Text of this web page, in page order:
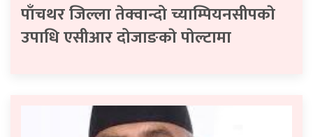
पाँचथर जिल्ला तेक्वान्दो च्याम्पियनसीपकाे
उपाधि एसीआर दोजाङकाे पाेल्टामा